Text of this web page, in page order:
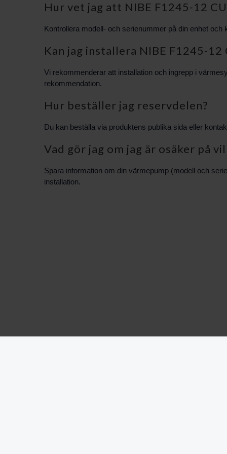
Hur vet jag att NIBE F1245-12
Kontrollera modell- och serienummer på din enhet
Kan jag installera NIBE F1245-12
Vi rekommenderar att installation och ingrepp i
rekommendation.
Hur beställer jag reservdelen?
Du kan beställa via produktens publika sida eller
Vad gör jag om jag är osäker på
Spara information om din värmepump (modell och
installation.